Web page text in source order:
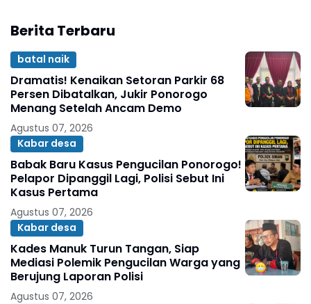
Berita Terbaru
batal naik
Dramatis! Kenaikan Setoran Parkir 68
Persen Dibatalkan, Jukir Ponorogo
Menang Setelah Ancam Demo
Agustus 07, 2026
Kabar desa
Babak Baru Kasus Pengucilan Ponorogo!
Pelapor Dipanggil Lagi, Polisi Sebut Ini
Kasus Pertama
Agustus 07, 2026
Kabar desa
Kades Manuk Turun Tangan, Siap
Mediasi Polemik Pengucilan Warga yang
Berujung Laporan Polisi
Agustus 07, 2026